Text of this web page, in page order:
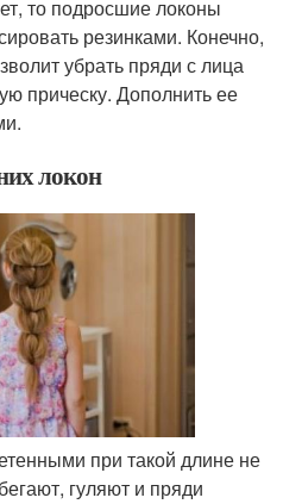
то подросшие локоны
резинками. Конечно,
убрать пряди с лица
прическу. Дополнить ее
локон
при такой длине не
гуляют и пряди